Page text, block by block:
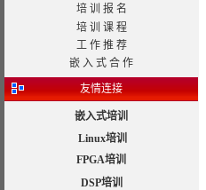
培 训 报 名
培 训 课 程
工 作 推 荐
嵌 入 式 合 作
友情连接
嵌入式培训
Linux培训
FPGA培训
DSP培训